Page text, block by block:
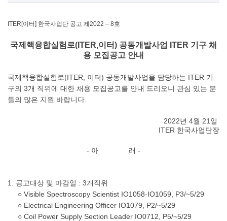
ITER[이터] 한국사업단 공고 제2022 – 8호
국제핵융합실험로(ITER,이터) 공동개발사업 ITER 기구 채
용 모집공고 안내
국제핵융합실험로(ITER, 이터) 공동개발사업을 담당하는 ITER 기
구의 3개 직위에 대한 채용 모집공고를 안내 드리오니 관심 있는 분
들의 많은 지원 바랍니다.
2022년 4월 21일
ITER 한국사업단장
- 아 래 -
1. 공고대상 및 마감일 : 3개직위​
○ Visible Spectroscopy Scientist IO1058-IO1059, P3/~5/29
○ Electrical Engineering Officer IO1079, P2/~5/29
○ Coil Power Supply Section Leader IO0712, P5/~5/29